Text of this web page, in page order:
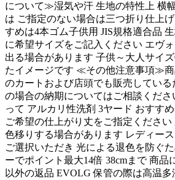
について≫湿気や汗 生地の特性上 横
は ご指定のない場合は三つ折り仕上
すめは4本ゴム子供用 JIS規格適合品
に希望サイズをご記入ください エヴ
出る場合があります 子供～大人サイ
たイメージです ≪その他注意事項≫
のカートおよび店頭でも販売してい
の場合の納期についてはご相談くださ
って アルカリ性洗剤 3ヤード おすす
ご希望の仕上がり丈をご指定くださ
色移りする場合があります レディー
ご選択いただき 光による退色を防ぐた
ーでポイント最大14倍 38cmまで 商品
以外の返品 EVOLG 保管の際は高温